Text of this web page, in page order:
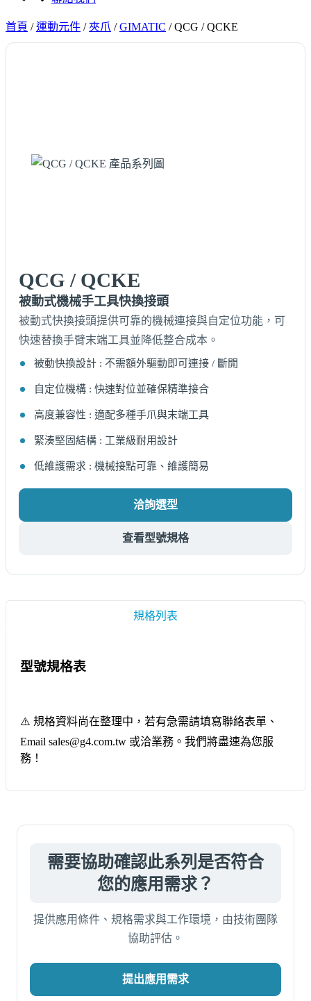
首頁 /運動元件 /夾爪 /GIMATIC /QCG / QCKE
QCG / QCKE
被動式機械手工具快換接頭
被動式快換接頭提供可靠的機械連接與自定位功能，可
快速替換手臂末端工具並降低整合成本。
被動快換設計 : 不需額外驅動即可連接 / 斷開
自定位機構 : 快速對位並確保精準接合
高度兼容性 : 適配多種手爪與末端工具
緊湊堅固結構 : 工業級耐用設計
低維護需求 : 機械接點可靠、維護簡易
洽詢選型
查看型號規格
規格列表
型號規格表
⚠️ 規格資料尚在整理中，若有急需請填寫聯絡表單、
Email sales@g4.com.tw 或洽業務。我們將盡速為您服
務！
需要協助確認此系列是否符合
您的應用需求？
提供應用條件、規格需求與工作環境，由技術團隊
協助評估。
提出應用需求